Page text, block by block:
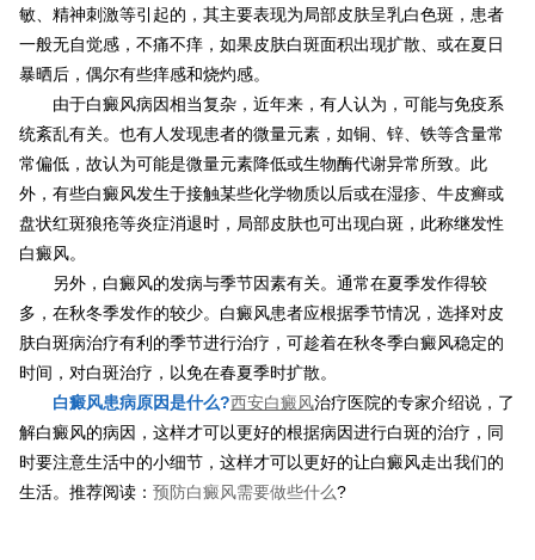
敏、精神刺激等引起的，其主要表现为局部皮肤呈乳白色斑，患者
一般无自觉感，不痛不痒，如果皮肤白斑面积出现扩散、或在夏日
暴晒后，偶尔有些痒感和烧灼感。
由于白癜风病因相当复杂，近年来，有人认为，可能与免疫系
统紊乱有关。也有人发现患者的微量元素，如铜、锌、铁等含量常
常偏低，故认为可能是微量元素降低或生物酶代谢异常所致。此
外，有些白癜风发生于接触某些化学物质以后或在湿疹、牛皮癣或
盘状红斑狼疮等炎症消退时，局部皮肤也可出现白斑，此称继发性
白癜风。
另外，白癜风的发病与季节因素有关。通常在夏季发作得较
多，在秋冬季发作的较少。白癜风患者应根据季节情况，选择对皮
肤白斑病治疗有利的季节进行治疗，可趁着在秋冬季白癜风稳定的
时间，对白斑治疗，以免在春夏季时扩散。
白癜风患病原因是什么?西安白癜风治疗医院的专家介绍说，了
解白癜风的病因，这样才可以更好的根据病因进行白斑的治疗，同
时要注意生活中的小细节，这样才可以更好的让白癜风走出我们的
生活。推荐阅读： 预防白癜风需要做些什么?